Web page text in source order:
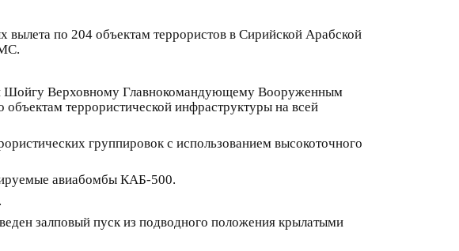
по 204 объектам террористов в Сирийской Арабской
Шойгу Верховному Главнокомандующему Вооруженным
террористической инфраструктуры на всей
группировок с использованием высокоточного
авиабомбы КАБ-500.
залповый пуск из подводного положения крылатыми